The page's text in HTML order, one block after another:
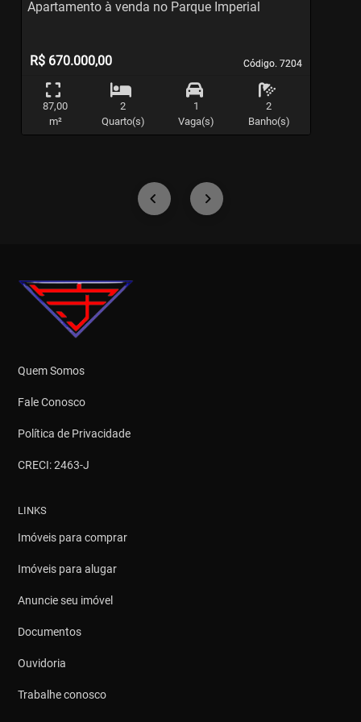
Código. 7204
Código. 7204
Apartamento à venda no Parque Imperial
R$ 670.000,00
87,00
m²
2
Quarto(s)
1
Vaga(s)
2
Banho(s)
Quem Somos
Fale Conosco
Política de Privacidade
CRECI: 2463-J
LINKS
Imóveis para comprar
Imóveis para alugar
Anuncie seu imóvel
Documentos
Ouvidoria
Trabalhe conosco